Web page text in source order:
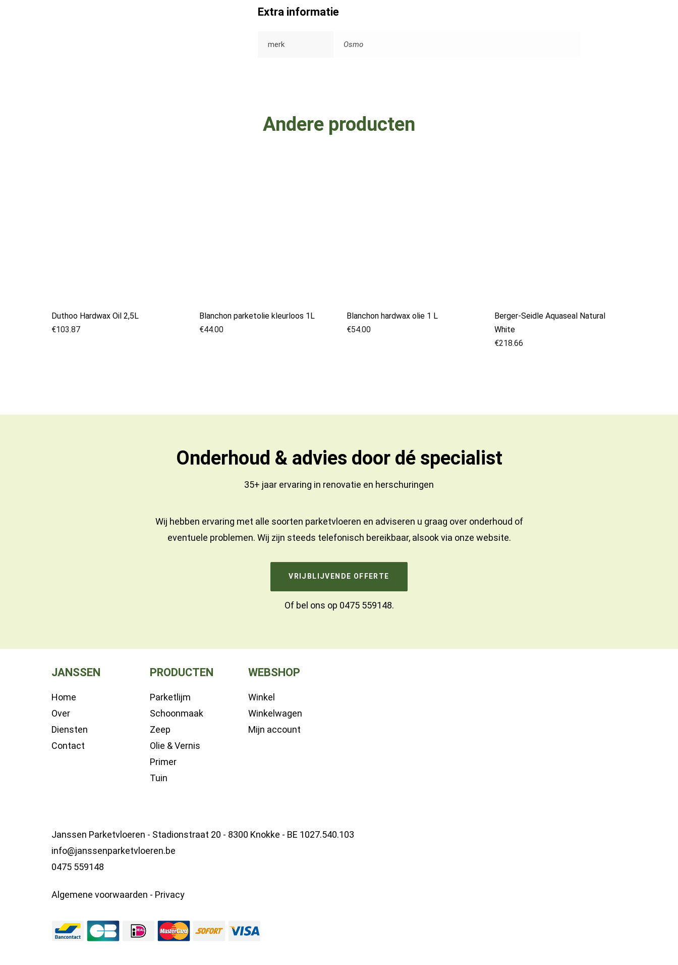
Extra informatie
merk Osmo
Andere producten
Duthoo Hardwax Oil 2,5L
€103.87
Blanchon parketolie kleurloos 1L
€44.00
Blanchon hardwax olie 1 L
€54.00
Berger-Seidle Aquaseal Natural
White
€218.66
Onderhoud & advies door dé specialist
35+ jaar ervaring in renovatie en herschuringen
Wij hebben ervaring met alle soorten parketvloeren en adviseren u graag over onderhoud of
eventuele problemen. Wij zijn steeds telefonisch bereikbaar, alsook via onze website.
VRIJBLIJVENDE OFFERTE
Of bel ons op 0475 559148.
JANSSEN
Home
Over
Diensten
Contact
PRODUCTEN
Parketlijm
Schoonmaak
Zeep
Olie & Vernis
Primer
Tuin
WEBSHOP
Winkel
Winkelwagen
Mijn account
Janssen Parketvloeren - Stadionstraat 20 - 8300 Knokke - BE 1027.540.103
info@janssenparketvloeren.be
0475 559148
Algemene voorwaarden - Privacy